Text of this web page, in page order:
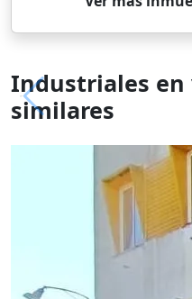
Industriales en
similares